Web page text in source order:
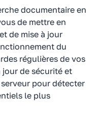
documentaire en
de mettre en
de mise à jour
du
régulières de vos
jour de sécurité et
pour détecter
le plus